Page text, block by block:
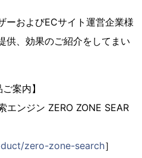
ーおよびECサイト運営企業様
供、効果のご紹介をしてまい
案内】
ンジン ZERO ZONE SEAR
zero-zone-search］